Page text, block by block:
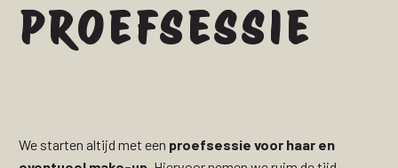
PROEFSESSIE
We starten altijd met een proefsessie voor haar en